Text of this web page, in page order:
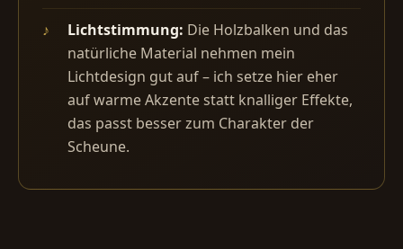
Lichtstimmung: Die Holzbalken und das
natürliche Material nehmen mein
Lichtdesign gut auf – ich setze hier eher
auf warme Akzente statt knalliger Effekte,
das passt besser zum Charakter der
Scheune.